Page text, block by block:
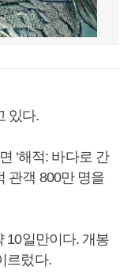
있다.
‘해적: 바다로 간
관객 800만 명을
10일만이다. 개봉
르렀다.